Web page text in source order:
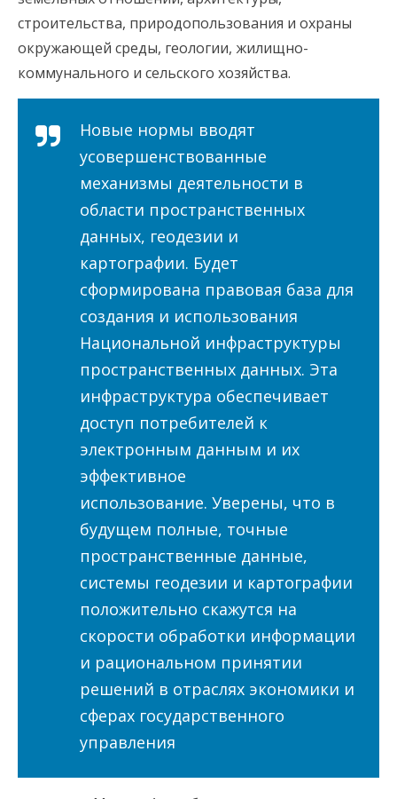
строительства, природопользования и охраны
окружающей среды, геологии, жилищно-
коммунального и сельского хозяйства.
Новые нормы вводят
усовершенствованные
механизмы деятельности в
области пространственных
данных, геодезии и
картографии. Будет
сформирована правовая база для
создания и использования
Национальной инфраструктуры
пространственных данных. Эта
инфраструктура обеспечивает
доступ потребителей к
электронным данным и их
эффективное
использование. Уверены, что в
будущем полные, точные
пространственные данные,
системы геодезии и картографии
положительно скажутся на
скорости обработки информации
и рациональном принятии
решений в отраслях экономики и
сферах государственного
управления